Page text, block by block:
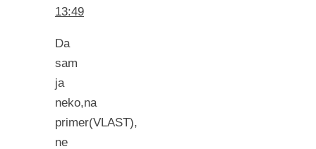
13:49
Da
sam
ja
neko,na
primer(VLAST),
ne